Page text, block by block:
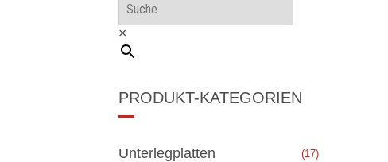
×
PRODUKT-KATEGORIEN
Unterlegplatten (17)